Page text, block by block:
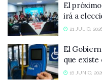
El
irá a
21 JULIO,
El
que existe
16 JUNIO,